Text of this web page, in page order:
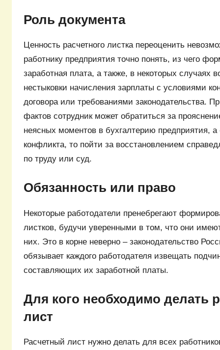
Роль документа
Ценность расчетного листка переоценить
работнику предприятия точно понять, из чего
заработная плата, а также, в некоторых случаях
нестыковки начисления зарплаты с условиями
договора или требованиями законодательства.
фактов сотрудник может обратиться за
неясных моментов в бухгалтерию предприятия,
конфликта, то пойти за восстановлением
по труду или суд.
Обязанность или право
Некоторые работодатели пренебрегают
листков, будучи уверенными в том, что они
них. Это в корне неверно – законодательство
обязывает каждого работодателя извещать
составляющих их заработной платы.
Для кого необходимо делать
лист
Расчетный лист нужно делать для всех